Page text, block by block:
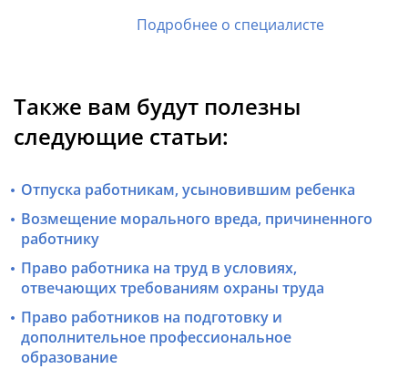
Подробнее о специалисте
Также вам будут полезны
следующие статьи:
Отпуска работникам, усыновившим ребенка
Возмещение морального вреда, причиненного
работнику
Право работника на труд в условиях,
отвечающих требованиям охраны труда
Право работников на подготовку и
дополнительное профессиональное
образование